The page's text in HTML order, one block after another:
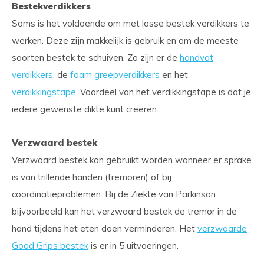
Bestekverdikkers
Soms is het voldoende om met losse bestek verdikkers te
werken. Deze zijn makkelijk is gebruik en om de meeste
soorten bestek te schuiven. Zo zijn er de handvat
verdikkers, de foam greepverdikkers en het
verdikkingstape. Voordeel van het verdikkingstape is dat je
iedere gewenste dikte kunt creëren.
Verzwaard bestek
Verzwaard bestek kan gebruikt worden wanneer er sprake
is van trillende handen (tremoren) of bij
coördinatieproblemen. Bij de Ziekte van Parkinson
bijvoorbeeld kan het verzwaard bestek de tremor in de
hand tijdens het eten doen verminderen. Het verzwaarde
Good Grips bestekis er in 5 uitvoeringen.